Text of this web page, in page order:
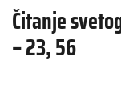
Čitanje
– 23, 56